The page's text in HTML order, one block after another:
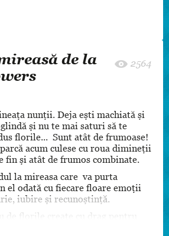
de la
2564
nunții. Deja ești machiată și
și nu te mai saturi să te
florile... Sunt atât de frumoase!
acum culese cu roua dimineții
fin și atât de frumos combinate.
la mireasa care va purta
el odată cu fiecare floare emoții
iubire și recunoștință.
de florile create cu drag pentru